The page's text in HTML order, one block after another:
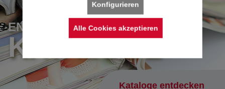
ENTDECKEN SIE UNSERE
KATALOGE
Kataloge entdecken
Konfigurieren
Alle Cookies akzeptieren